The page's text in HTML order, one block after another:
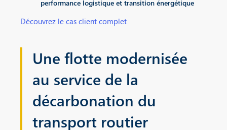
performance logistique et transition énergétique
Découvrez le cas client complet
Une flotte modernisée
au service de la
décarbonation du
transport routier